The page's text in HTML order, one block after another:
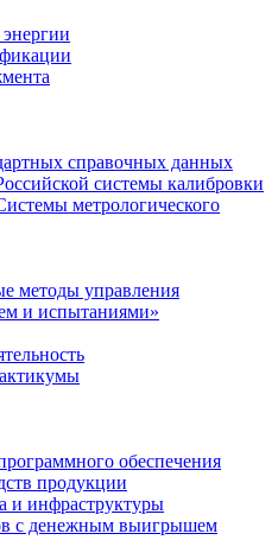
справочных данных
системы калибровки
метрологического
методы управления
и испытаниями»
обеспечения
продукции
и инфраструктуры
с денежным выигрышем